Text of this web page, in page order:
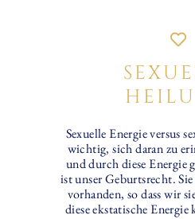
Sexuelle Energie versus
wichtig, sich daran zu
und durch diese Energie
ist unser Geburtsrecht.
vorhanden, so dass wir
diese ekstatische